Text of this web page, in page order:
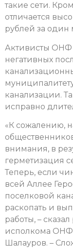
такие сети.
отличается
рублей за один
Активисты
негативных
канализации.
исправно
«К сожалению,
внимания, в
герметизация
Теперь, если
всей Аллее
поселковой
раскопать и
работы, –
исполкома ОНФ
Шалауров. –